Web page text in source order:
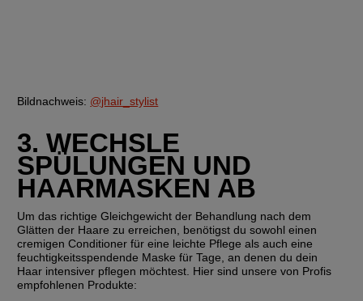
Bildnachweis: @jhair_stylist
3. WECHSLE
SPÜLUNGEN UND
HAARMASKEN AB
Um das richtige Gleichgewicht der Behandlung nach dem
Glätten der Haare zu erreichen, benötigst du sowohl einen
cremigen Conditioner für eine leichte Pflege als auch eine
feuchtigkeitsspendende Maske für Tage, an denen du dein
Haar intensiver pflegen möchtest. Hier sind unsere von Profis
empfohlenen Produkte: